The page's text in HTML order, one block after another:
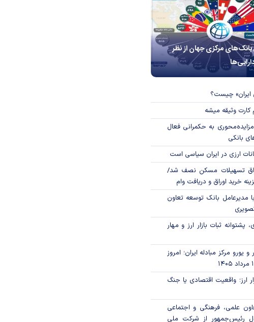
بانک‌های مرکزی جهان از نظر
ایران» چیست؟
وثیقه میشه
به حکمرانی فعال
بانکی
ارزی در ایران سیاسی است
تسهیلات مسکن نصف شد/
خرید اوراق و دریافت وام
مدیرعامل بانک توسعه تعاون
پشتوانه ثبات بازار ارز و مهار
یورو مرکز مبادله ایران؛ امروز
ارز؛ واقعیت اقتصادی یا جنگ
علمی، فرهنگی و اجتماعی
رئیس‌جمهور از شرکت ملی